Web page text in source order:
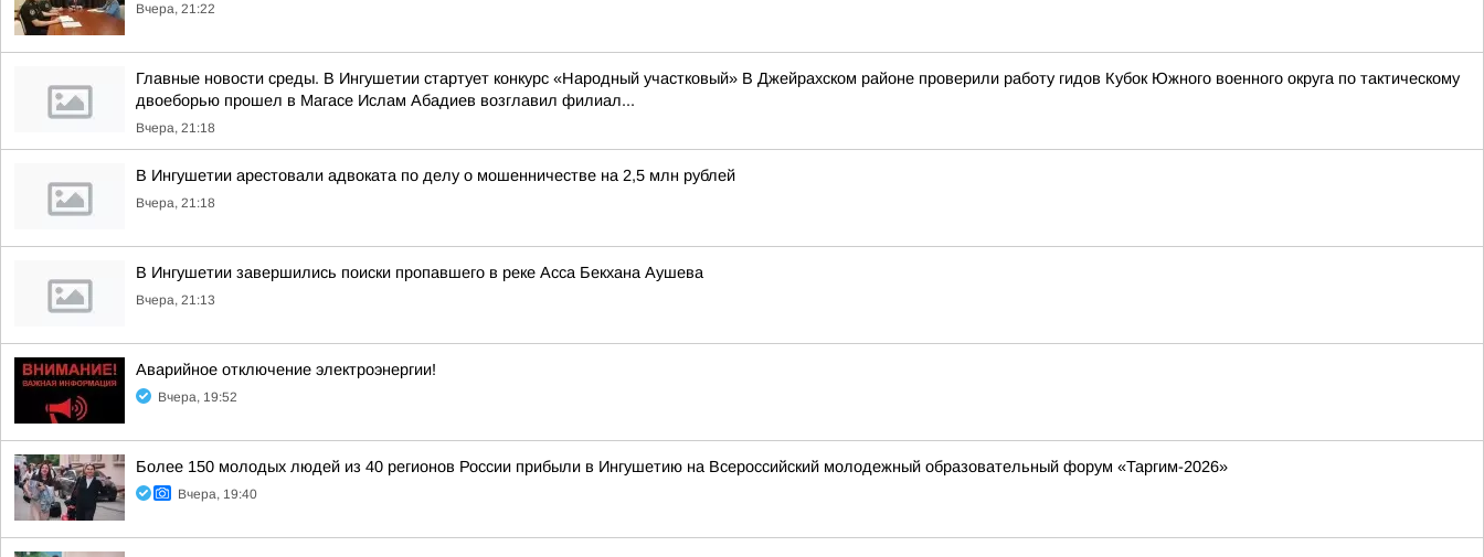
Вчера, 21:22
Главные новости среды. В Ингушетии стартует конкурс «Народный участковый» В Джейрахском районе проверили работу гидов Кубок Южного военного округа по тактическому
двоеборью прошел в Магасе Ислам Абадиев возглавил филиал...
Вчера, 21:18
В Ингушетии арестовали адвоката по делу о мошенничестве на 2,5 млн рублей
Вчера, 21:18
В Ингушетии завершились поиски пропавшего в реке Асса Бекхана Аушева
Вчера, 21:13
Аварийное отключение электроэнергии!
Вчера, 19:52
Более 150 молодых людей из 40 регионов России прибыли в Ингушетию на Всероссийский молодежный образовательный форум «Таргим-2026»
Вчера, 19:40